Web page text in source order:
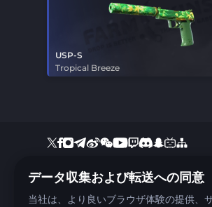
USP-S
Tropical Breeze
Support:support@farmskins.com
データ収集および転送への同意
当社は、より良いブラウザ体験の提供、